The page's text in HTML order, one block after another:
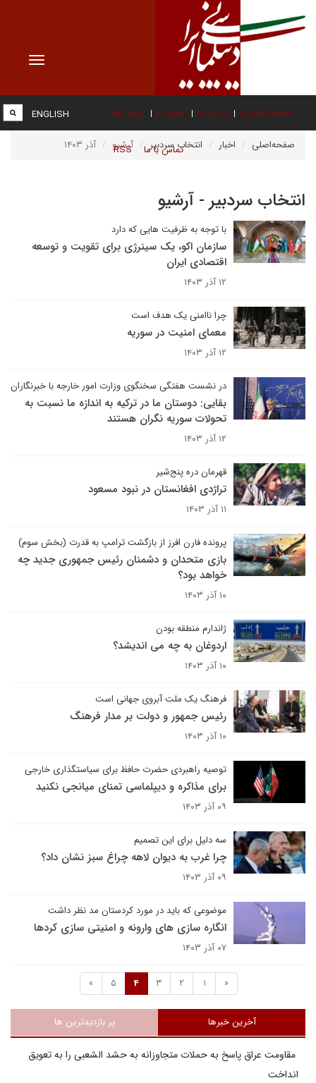
Toggle
صفحه نخست درباره ما عضویت پیوند ها
تماس با ما RSS
ENGLISH
صفحه‌اصلی اخبار انتخاب سردبیر آرشیو آذر ۱۴۰۳
انتخاب سردبیر - آرشیو
با توجه به ظرفیت هایی که دارد
سازمان اکو، یک سینرژی برای تقویت و توسعه
اقتصادی ایران
۱۲ آذر ۱۴۰۳
چرا ناامنی یک هدف است
معمای امنیت در سوریه
۱۲ آذر ۱۴۰۳
در نشست هفتگی سخنگوی وزارت امور خارجه با خبرنگاران
بقایی: دوستان ما در ترکیه به اندازه ما نسبت به
تحولات سوریه نگران هستند
۱۲ آذر ۱۴۰۳
قهرمان دره پنج‌شیر
تراژدی افغانستان در نبود مسعود
۱۱ آذر ۱۴۰۳
پرونده فارن افرز از بازگشت ترامپ به قدرت (بخش سوم)
بازی متحدان و دشمنان رئیس جمهوری جدید چه
خواهد بود؟
۱۰ آذر ۱۴۰۳
ژاندارم منطقه بودن
اردوغان به چه می اندیشد؟
۱۰ آذر ۱۴۰۳
فرهنگ یک ملت آبروی جهانی است
رئیس جمهور و دولت بر مدار فرهنگ
۱۰ آذر ۱۴۰۳
توصیه راهبردی حضرت حافظ برای سیاستگذاری خارجی
برای مذاکره و دیپلماسی تمنای میانجی نکنید
۰۹ آذر ۱۴۰۳
سه دلیل برای این تصمیم
چرا غرب به دیوان لاهه چراغ سبز نشان داد؟
۰۹ آذر ۱۴۰۳
موضوعی که باید در مورد کردستان مد نظر داشت
انگاره سازی های وارونه و امنیتی سازی کردها
۰۷ آذر ۱۴۰۳
«
1
2
3
4
5
»
آخرین خبرها پر بازدیدترین ها
مقاومت عراق پاسخ به حملات متجاوزانه به حشد الشعبی را به تعویق
انداخت